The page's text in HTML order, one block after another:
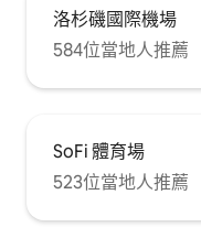
洛杉磯國際機場
584位當地人推薦
SoFi 體育場
523位當地人推薦